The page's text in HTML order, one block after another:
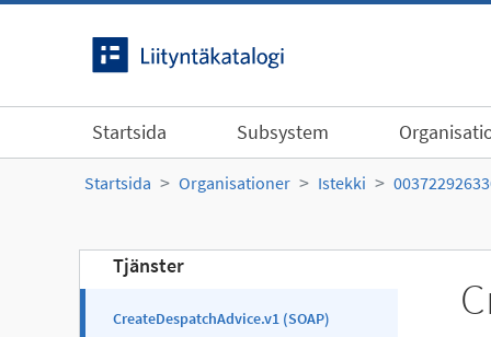
Startsida Subsystem
Startsida Organisationer Istekki
Tjänster
CreateDespatchAdvice.v1 (SOAP)